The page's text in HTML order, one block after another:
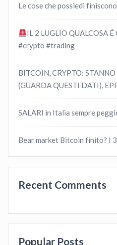
Le cose che possiedi
IL 2 LUGLIO QUALCOSA
#crypto #trading
BITCOIN, CRYPTO:
(GUARDA QUESTI DATI),
SALARI in Italia sempre
Bear market Bitcoin finito? I
Recent Comments
Popular Posts